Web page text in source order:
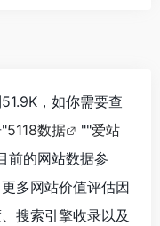
，如你需要查
5118数据 ""爱站
前的网站数据参
多网站价值评估因
搜索引擎收录以及